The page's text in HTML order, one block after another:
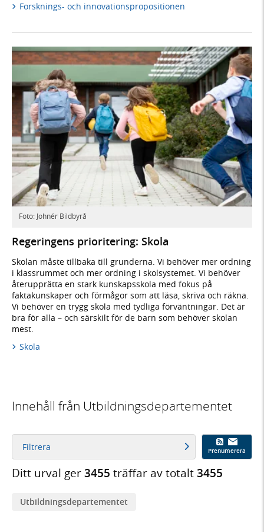
Forsknings- och innovationspropositionen
Foto: Johnér Bildbyrå
Regeringens prioritering: Skola
Skolan måste tillbaka till grunderna. Vi behöver mer ordning
i klassrummet och mer ordning i skolsystemet. Vi behöver
återupprätta en stark kunskapsskola med fokus på
faktakunskaper och förmågor som att läsa, skriva och räkna.
Vi behöver en trygg skola med tydliga förväntningar. Det är
bra för alla – och särskilt för de barn som behöver skolan
mest.
Skola
Innehåll från Utbildningsdepartementet
Filtrera Prenumerera
Ditt urval ger3455 träffar av totalt3455
Utbildnings­­departementet